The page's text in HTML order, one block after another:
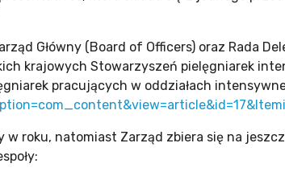
Główny (Board of Officers) oraz Rada
krajowych Stowarzyszeń pielęgniarek
pracujących w oddziałach
w roku, natomiast Zarząd zbiera się na